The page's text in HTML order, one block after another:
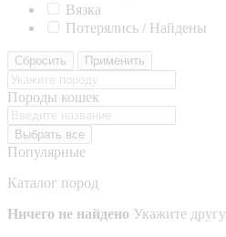
Вязка
Потерялись / Найдены
Сбросить Применить
Породы кошек
Выбрать все
Популярные
Каталог пород
Ничего не найдено Укажите